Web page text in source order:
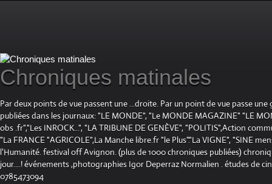
Chroniques matinales
Par deux points de vue passent une ...droite. Par un point de vue passe
publiées dans les journaux: "LE MONDE", "Le MONDE MAGAZINE" "LE
obs .fr","Les INROCK...", "LA TRIBUNE DE GENÈVE", "POLITIS",Action
"La FRANCE "AGRICOLE",La Manche libre.fr "le Plus"."La VIGNE", "SINE
l'Humanité. festival off Avignon. (plus de 1000 chroniques publiées)
jour....! événements ,photographies Igor Deperraz Normalien . études de
0785473094